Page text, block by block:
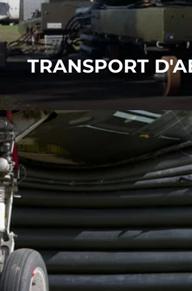
TRANSPORT
LEVAGE
Équipement de levage
ARM/ARD, y comprisAirbags,
du fuselage, Outillage de
Systèmes